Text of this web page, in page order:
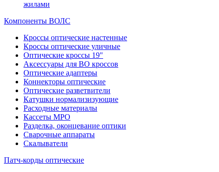
жилами
Компоненты ВОЛС
Кроссы оптические настенные
Кроссы оптические уличные
Оптические кроссы 19"
Аксессуары для ВО кроссов
Оптические адаптеры
Коннекторы оптические
Оптические разветвители
Катушки нормализизующие
Расходные материалы
Кассеты MPO
Разделка, оконцевание оптики
Сварочные аппараты
Скалыватели
Патч-корды оптические